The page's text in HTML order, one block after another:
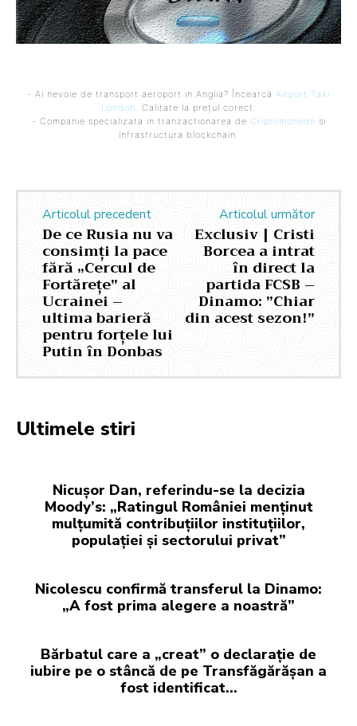
- Ai nevoie de transport aeroport in Anglia? Încearcă Airport Taxi
London. Calitate la prețul corect.
- Companie specializata in tranzactionarea de Criptomonede si
infrastructura blockchain.
Articolul precedent
De ce Rusia nu va
consimți la pace
fără „Cercul de
Fortărețe” al
Ucrainei –
ultima barieră
pentru forțele lui
Putin în Donbas
Articolul următor
Exclusiv | Cristi
Borcea a intrat
în direct la
partida FCSB –
Dinamo: ”Chiar
din acest sezon!”
Ultimele stiri
Nicușor Dan, referindu-se la decizia
Moody’s: „Ratingul României menținut
mulțumită contribuțiilor instituțiilor,
populației și sectorului privat”
Nicolescu confirmă transferul la Dinamo:
„A fost prima alegere a noastră”
Bărbatul care a „creat” o declarație de
iubire pe o stâncă de pe Transfăgărășan a
fost identificat…